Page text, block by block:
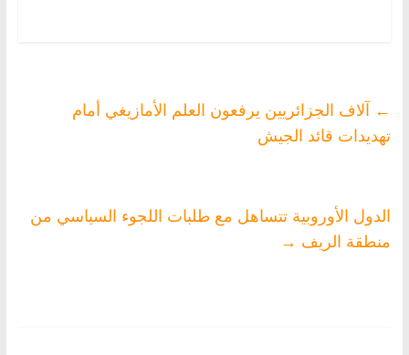
← آلاف الجزائريين يرفعون العلم الأمازيغي أمام
تهديدات قائد الجيش
الدول الأوروبية تتساهل مع طلبات اللجوء السياسي من
منطقة الريف →